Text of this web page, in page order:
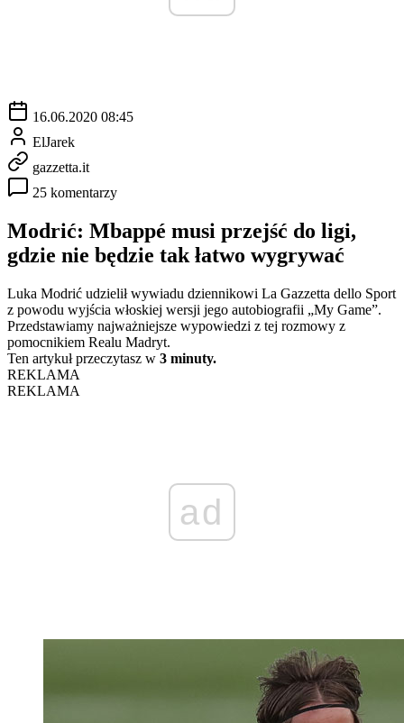
16.06.2020 08:45
ElJarek
gazzetta.it
25 komentarzy
Modrić: Mbappé musi przejść do ligi,
gdzie nie będzie tak łatwo wygrywać
Luka Modrić udzielił wywiadu dziennikowi La Gazzetta dello Sport
z powodu wyjścia włoskiej wersji jego autobiografii „My Game”.
Przedstawiamy najważniejsze wypowiedzi z tej rozmowy z
pomocnikiem Realu Madryt.
Ten artykuł przeczytasz w 3 minuty.
REKLAMA
REKLAMA
ad